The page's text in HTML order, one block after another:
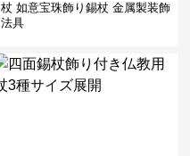
杖 如意宝珠飾り錫杖 金属製装飾
法具